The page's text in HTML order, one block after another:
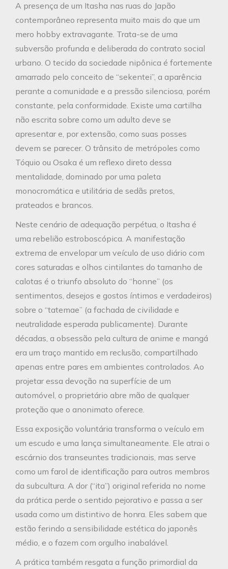
A presença de um Itasha nas ruas do Japão
contemporâneo representa muito mais do que um
mero hobby extravagante. Trata-se de uma
subversão profunda e deliberada do contrato social
urbano. O tecido da sociedade nipônica é fortemente
amarrado pelo conceito de “sekentei”, a aparência
perante a comunidade e a pressão silenciosa, porém
constante, pela conformidade. Existe uma cartilha
não escrita sobre como um adulto deve se
apresentar e, por extensão, como suas posses
devem se parecer. O trânsito de metrópoles como
Tóquio ou Osaka é um reflexo direto dessa
mentalidade, dominado por uma paleta
monocromática e utilitária de sedãs pretos,
prateados e brancos.
Neste cenário de adequação perpétua, o Itasha é
uma rebelião estroboscópica. A manifestação
extrema de envelopar um veículo de uso diário com
cores saturadas e olhos cintilantes do tamanho de
calotas é o triunfo absoluto do “honne” (os
sentimentos, desejos e gostos íntimos e verdadeiros)
sobre o “tatemae” (a fachada de civilidade e
neutralidade esperada publicamente). Durante
décadas, a obsessão pela cultura de anime e mangá
era um traço mantido em reclusão, compartilhado
apenas entre pares em ambientes controlados. Ao
projetar essa devoção na superfície de um
automóvel, o proprietário abre mão de qualquer
proteção que o anonimato oferece.
Essa exposição voluntária transforma o veículo em
um escudo e uma lança simultaneamente. Ele atrai o
escárnio dos transeuntes tradicionais, mas serve
como um farol de identificação para outros membros
da subcultura. A dor (“ita”) original referida no nome
da prática perde o sentido pejorativo e passa a ser
usada como um distintivo de honra. Eles sabem que
estão ferindo a sensibilidade estética do japonês
médio, e o fazem com orgulho inabalável.
A prática também resgata a função primordial da